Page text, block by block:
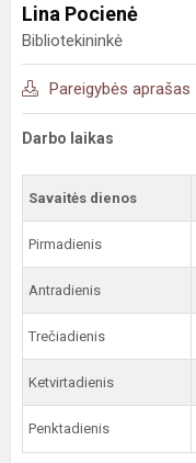
Lina Pocienė
Bibliotekininkė
Pareigybės aprašas
Darbo laikas
Savaitės dienos
Pirmadienis
Antradienis
Trečiadienis
Ketvirtadienis
Penktadienis